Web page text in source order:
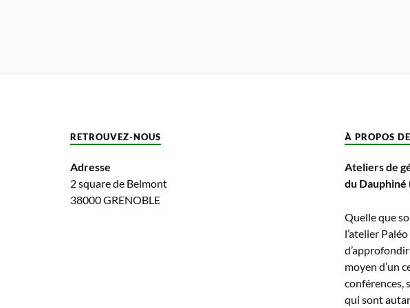
RETROUVEZ-NOUS
Adresse
2 square de Belmont
38000 GRENOBLE
À PROPOS
Ateliers de
du Dauphiné
Quelle que
l’atelier
moyen d’un
conférences,
qui sont